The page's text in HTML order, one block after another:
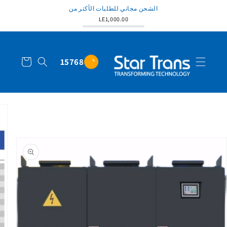
الشحن مجاني للطلبات الأكتر من
LE1,000.00
15768
التسوق